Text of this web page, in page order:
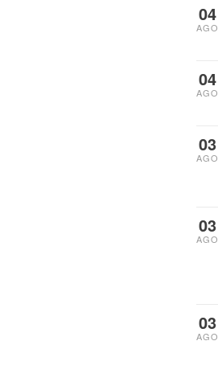
04
AGO
04
AGO
03
AGO
03
AGO
03
AGO